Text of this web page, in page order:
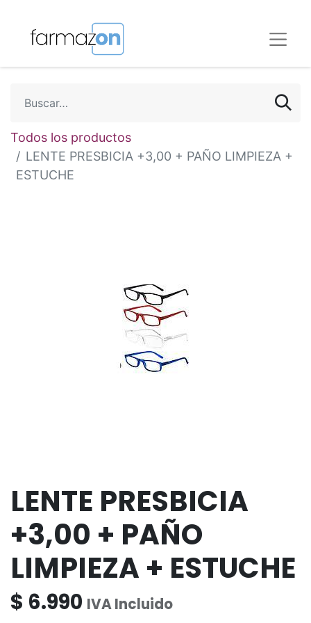
Todos los productos
LENTE PRESBICIA +3,00 + PAÑO LIMPIEZA +
ESTUCHE
LENTE PRESBICIA
+3,00 + PAÑO
LIMPIEZA + ESTUCHE
$ 6.990 IVA Incluido